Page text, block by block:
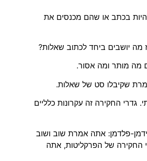
להיות בכתב או שהם מכנסים את
מה יושבים ביחד לכתוב שאלות?
מה מותר ומה אסור.
שקיבלו סט של שאלות.
גדרי החקירה זה עקרונות כלליים
פלדמן: אתה אמרת שוב ושוב
החקירה של הפרקליטות, אתה